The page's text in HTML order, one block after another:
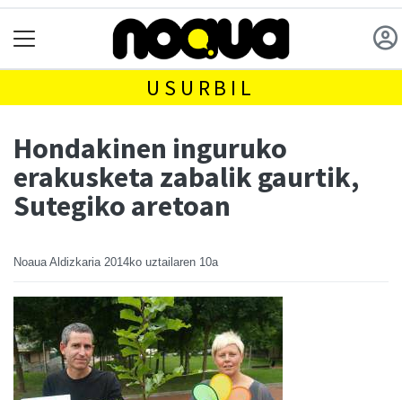
USURBIL
Hondakinen inguruko
erakusketa zabalik gaurtik,
Sutegiko aretoan
Noaua Aldizkaria 2014ko uztailaren 10a